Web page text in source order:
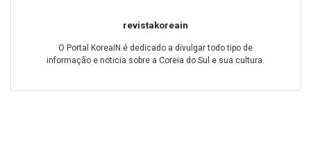
revistakoreain
O Portal KoreaIN é dedicado a divulgar todo tipo de
informação e noticia sobre a Coreia do Sul e sua cultura.